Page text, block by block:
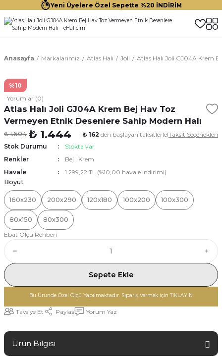
Yeni Üyelere Özel Sepette %20 İNDİRİM
Anasayfa Markalarımız Atlas Halı Joli Atlas Halı Joli GJ04A Krem
%10
Yorumlar (0)
Atlas Halı Joli GJ04A Krem Bej Hav Toz
Vermeyen Etnik Desenlere Sahip Modern Halı
₺ 1.604 ₺ 1.444 ₺ 162 den başlayan taksitlerle!Taksit Seçenekleri
Stok Durumu
Stokta var
Renkler
Bej , Krem
Havale
1.299,22 TL (%10,00 havale indirimi)
Boyut
160x230 200x290 120x180 100x200 100x300
80x150
80x300
Ebat Ölçü Rehberi
Sepete Ekle
Bu Üründe Özel Ölçü Yapılmaktadır. Sipariş Vermek için TIKLAYIN
Tavsiye Et Paylaş Yorum Yaz
Ürün Bilgisi